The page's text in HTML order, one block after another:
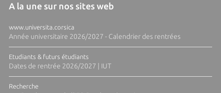
A la une sur nos sites web
www.universita.corsica
Année universitaire 2026/2027 - Calendrier des rentrées
Etudiants & futurs étudiants
Dates de rentrée 2026/2027 | IUT
Recherche